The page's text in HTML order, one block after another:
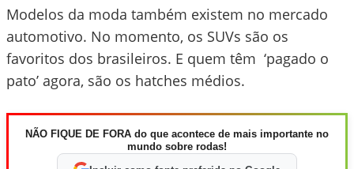
Modelos da moda também existem no mercado
automotivo. No momento, os SUVs são os
favoritos dos brasileiros. E quem têm ‘pagado o
pato’ agora, são os hatches médios.
NÃO FIQUE DE FORA do que acontece de mais importante no
mundo sobre rodas!